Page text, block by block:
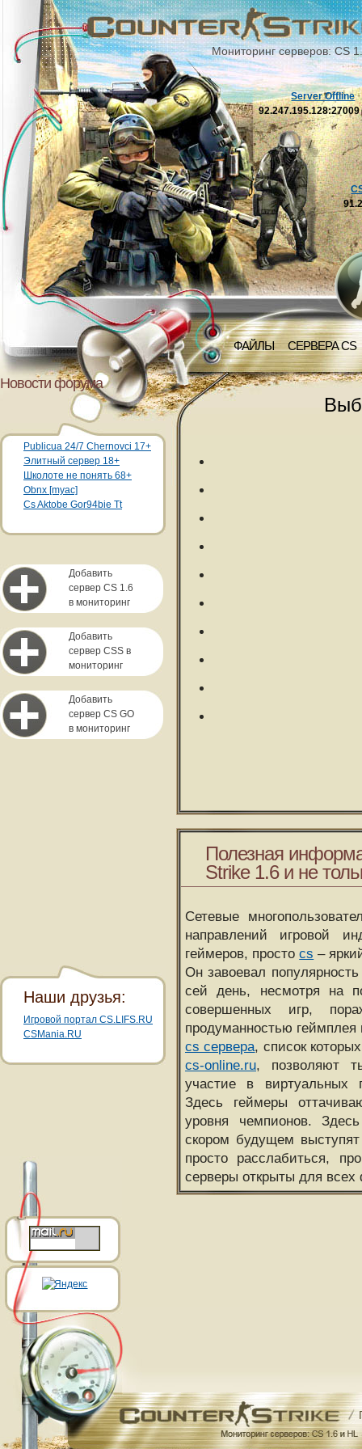
Мониторинг серверов: CS
ФАЙЛЫ СЕРВЕРА CS
Server Offline
92.247.195.128:27009
Новости форума
Publicua 24/7 Chernovci 17+
Элитный сервер 18+
Школоте не понять 68+
Obnx [myac]
Cs Aktobe Gor94bie Tt
Добавить
сервер CS 1.6
в мониторинг
Добавить
сервер CSS в
мониторинг
Добавить
сервер CS GO
в мониторинг
Полезная
Strike 1.6 и не
Сетевые
направлений игровой
геймеров, простоcs –
Он завоевал
сей день, несмотря на
совершенных игр,
продуманностью
cs сервера, список
cs-online.ru, позволяют
участие в виртуальных
Здесь геймеры
уровня чемпионов.
скором будущем
просто расслабиться,
серверы открыты для всех
Наши друзья:
Игровой портал CS.LIFS.RU
CSMania.RU